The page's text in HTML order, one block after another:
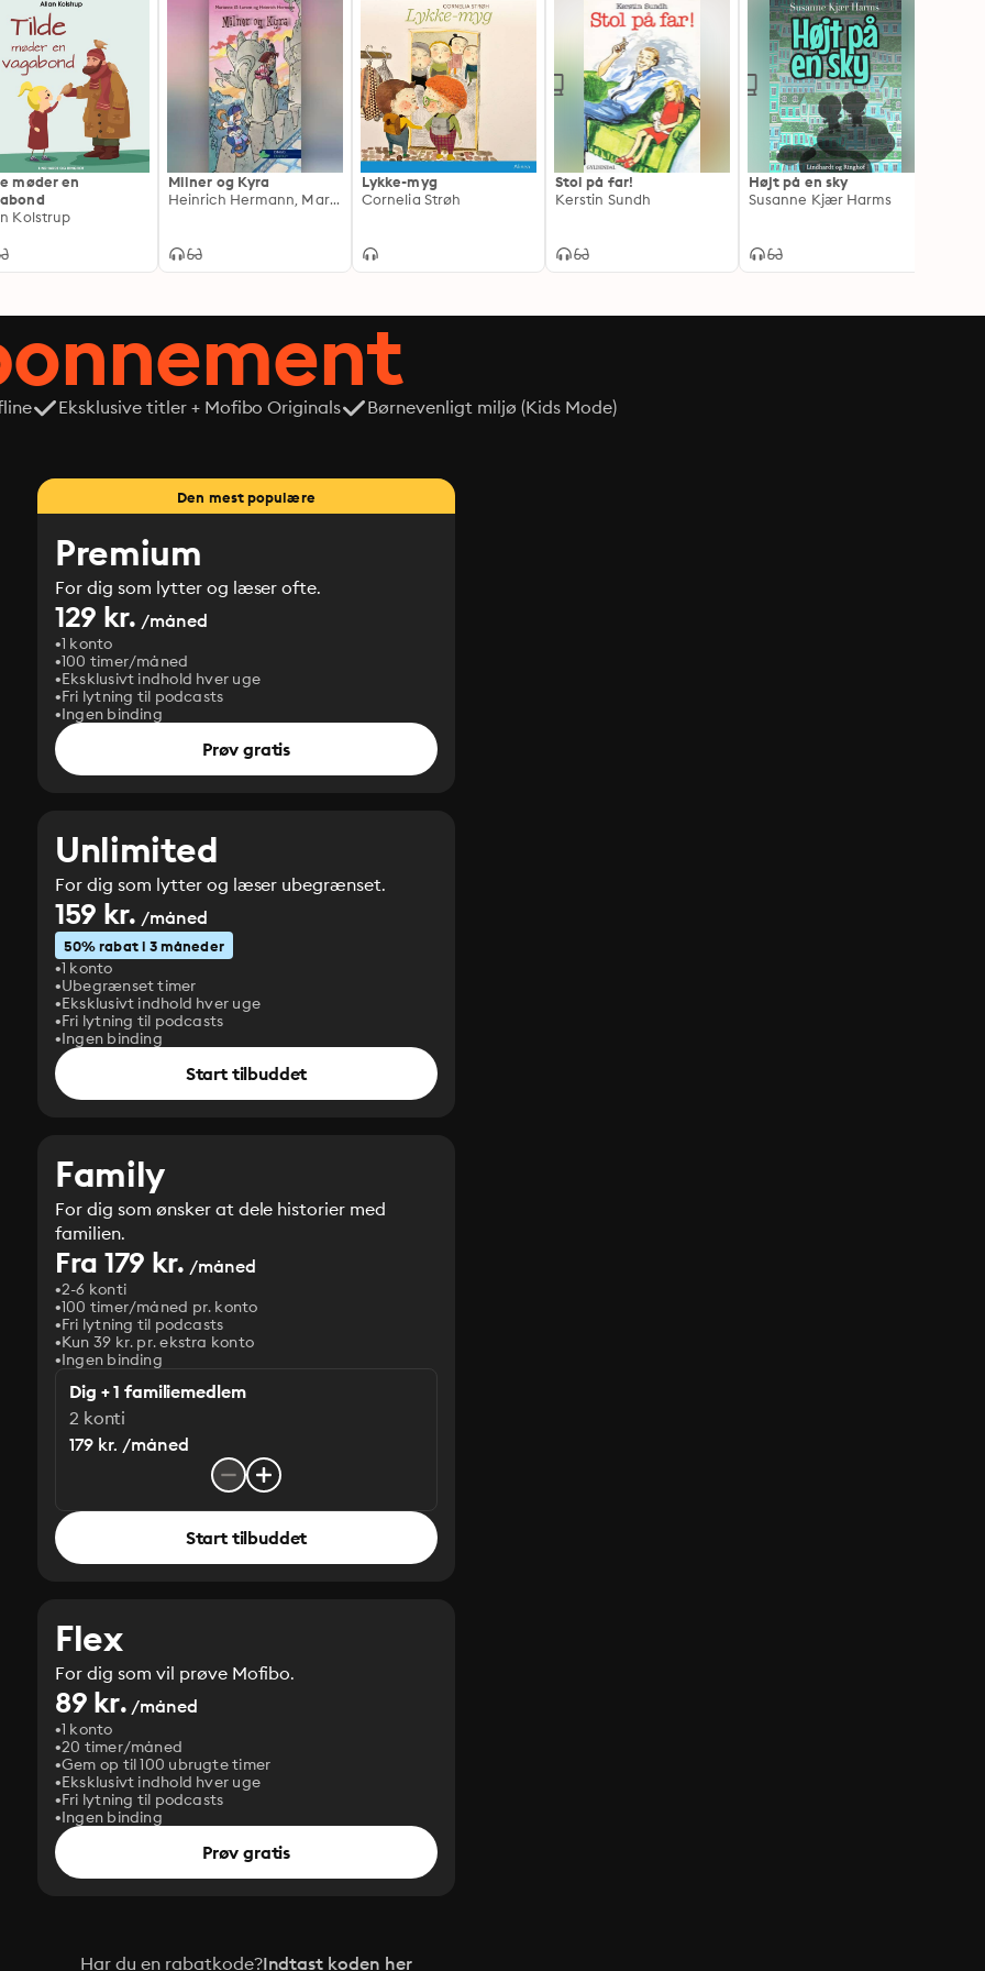
møder en
Kolstrup
Milner og Kyra
Heinrich Hermann, Marianne Ø. Larsen
Lykke-myg
Cornelia Strøh
Stol på far!
Kerstin Sundh
Højt på en sky
Susanne Kjær Harms
Eksklusive titler + Mofibo Originals Børnevenligt miljø (Kids Mode)
Den mest populære
Premium
For dig som lytter og læser ofte.
129 kr. /måned
1 konto
100 timer/måned
Eksklusivt indhold hver uge
Fri lytning til podcasts
Ingen binding
Prøv gratis
Unlimited
For dig som lytter og læser ubegrænset.
159 kr. /måned
50% rabat i 3 måneder
1 konto
Ubegrænset timer
Eksklusivt indhold hver uge
Fri lytning til podcasts
Ingen binding
Start tilbuddet
Family
For dig som ønsker at dele historier med
familien.
Fra 179 kr. /måned
2-6 konti
100 timer/måned pr. konto
Fri lytning til podcasts
Kun 39 kr. pr. ekstra konto
Ingen binding
Dig + 1 familiemedlem
2 konti
179 kr. /måned
Start tilbuddet
Flex
For dig som vil prøve Mofibo.
89 kr. /måned
1 konto
20 timer/måned
Gem op til 100 ubrugte timer
Eksklusivt indhold hver uge
Fri lytning til podcasts
Ingen binding
Prøv gratis
Har du en rabatkode?Indtast koden her